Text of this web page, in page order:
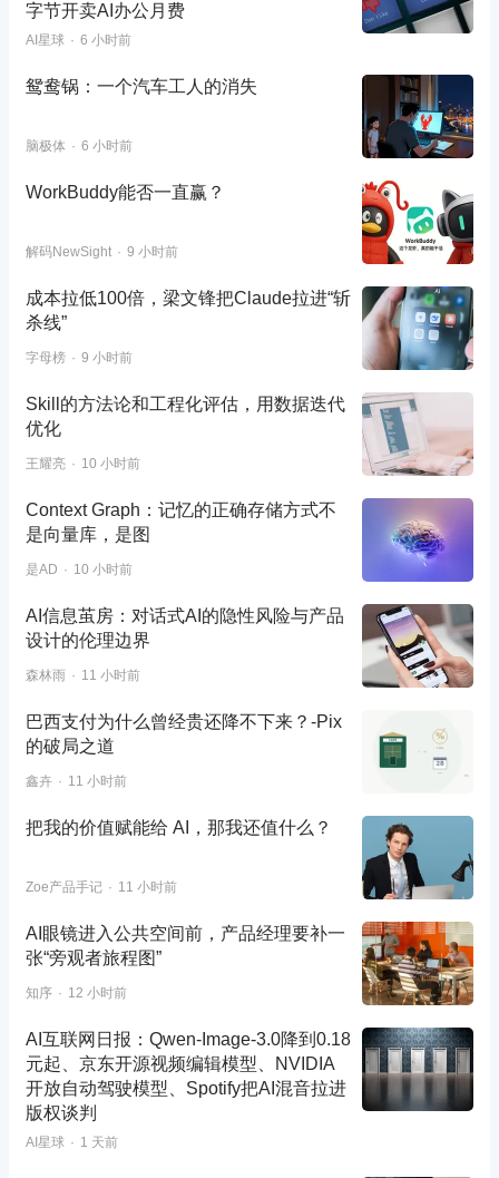
字节开卖AI办公月费
AI星球 6 小时前
鸳鸯锅：一个汽车工人的消失
脑极体 6 小时前
WorkBuddy能否一直赢？
解码NewSight 9 小时前
成本拉低100倍，梁文锋把Claude拉进“斩
杀线”
字母榜 9 小时前
Skill的方法论和工程化评估，用数据迭代
优化
王耀亮 10 小时前
Context Graph：记忆的正确存储方式不
是向量库，是图
是AD 10 小时前
AI信息茧房：对话式AI的隐性风险与产品
设计的伦理边界
森林雨 11 小时前
巴西支付为什么曾经贵还降不下来？-Pix
的破局之道
鑫卉 11 小时前
把我的价值赋能给 AI，那我还值什么？
Zoe产品手记 11 小时前
AI眼镜进入公共空间前，产品经理要补一
张“旁观者旅程图”
知序 12 小时前
AI互联网日报：Qwen-Image-3.0降到0.18
元起、京东开源视频编辑模型、NVIDIA
开放自动驾驶模型、Spotify把AI混音拉进
版权谈判
AI星球 1 天前